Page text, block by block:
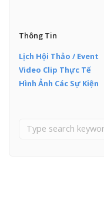
Thông Tin
Lịch Hội Thảo / Event
Video Clip Thực Tế
Hình Ảnh Các Sự Kiện